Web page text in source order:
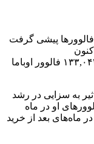
فالوورها پیشی گرفت
۱۳۳,۰۶۸,۷۰۹ فالوور دارد که بیشتر از ۱۳۳,۰۴۲,۸۱۹ فالوور اوباما
۴۴ میلیارد دلار تاثیر به سزایی در رشد
او در ماه
گذشت و در ماه‌‌های بعد از خرید